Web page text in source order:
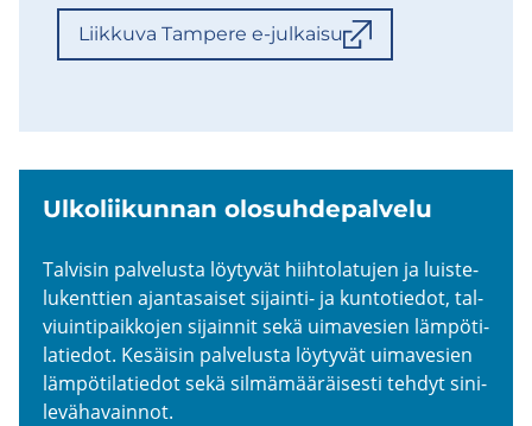
Liik­ku­va Tam­pe­re e-​julkaisu
Ul­ko­lii­kun­nan olo­suh­de­pal­ve­lu
Tal­vi­sin pal­ve­lus­ta löy­ty­vät hiih­to­la­tu­jen ja luis­te­
lu­kent­tien ajan­ta­sai­set sijainti-​ ja kun­to­tie­dot, tal­
viuin­ti­paik­ko­jen si­jain­nit sekä ui­ma­ve­sien läm­pö­ti­
la­tie­dot. Ke­säi­sin pal­ve­lus­ta löy­ty­vät ui­ma­ve­sien
läm­pö­ti­la­tie­dot sekä sil­mä­mää­räi­ses­ti teh­dyt si­ni­
le­vä­ha­vain­not.